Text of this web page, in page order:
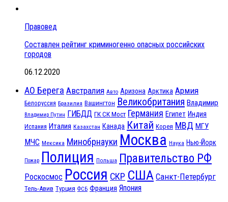
Правовед
Составлен рейтинг криминогенно опасных российских
городов
06.12.2020
АО Берега Австралия Авто Аризона Арктика Армия
Белоруссия Бразилия Вашингтон Великобритания Владимир
Владимир Путин ГИБДД ГК СК Мост Германия Египет Индия
Испания Италия Казахстан Канада Китай Корея МВД МГУ
МЧС Мексика Минобрнауки Москва Наука Нью-Йорк
Пожар Полиция Польша Правительство РФ
Роскосмос Россия СКР США Санкт-Петербург
Тель-Авив Турция ФСБ Франция Япония